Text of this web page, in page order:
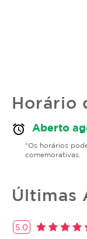
Horário
alarm Aberto
*Os horários
comemorativas.
Últimas
5.0